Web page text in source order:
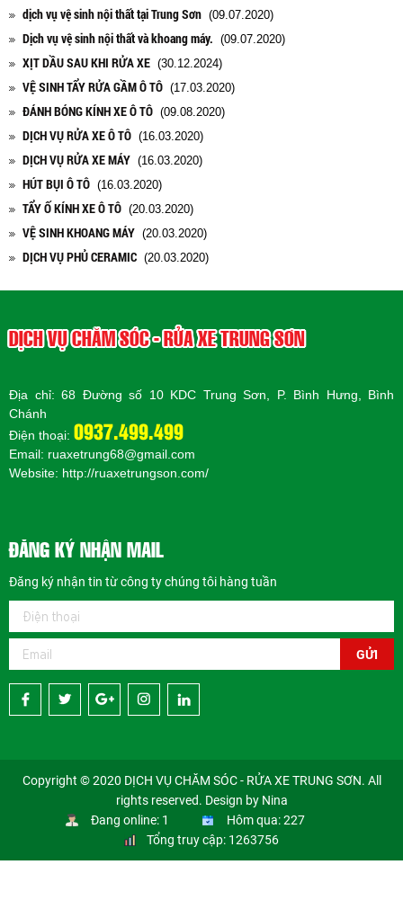
dịch vụ vệ sinh nội thất tại Trung Sơn (09.07.2020)
Dịch vụ vệ sinh nội thất và khoang máy. (09.07.2020)
XỊT DẦU SAU KHI RỬA XE (30.12.2024)
VỆ SINH TẨY RỬA GẦM Ô TÔ (17.03.2020)
ĐÁNH BÓNG KÍNH XE Ô TÔ (09.08.2020)
DỊCH VỤ RỬA XE Ô TÔ (16.03.2020)
DỊCH VỤ RỬA XE MÁY (16.03.2020)
HÚT BỤI Ô TÔ (16.03.2020)
TẨY Ố KÍNH XE Ô TÔ (20.03.2020)
VỆ SINH KHOANG MÁY (20.03.2020)
DỊCH VỤ PHỦ CERAMIC (20.03.2020)
DỊCH VỤ CHĂM SÓC - RỬA XE TRUNG SƠN
Địa chỉ: 68 Đường số 10 KDC Trung Sơn, P. Bình Hưng, Bình
Chánh
Điện thoại: 0937.499.499
Email: ruaxetrung68@gmail.com
Website: http://ruaxetrungson.com/
ĐĂNG KÝ NHẬN MAIL
Đăng ký nhận tin từ công ty chúng tôi hàng tuần
GỬI
Copyright © 2020 DỊCH VỤ CHĂM SÓC - RỬA XE TRUNG SƠN. All
rights reserved. Design by Nina
Đang online: 1
Hôm qua: 227
Tổng truy cập: 1263756